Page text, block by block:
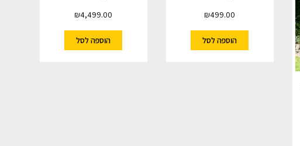
₪499.00
הוספה לסל
₪4,499.00
הוספה לסל